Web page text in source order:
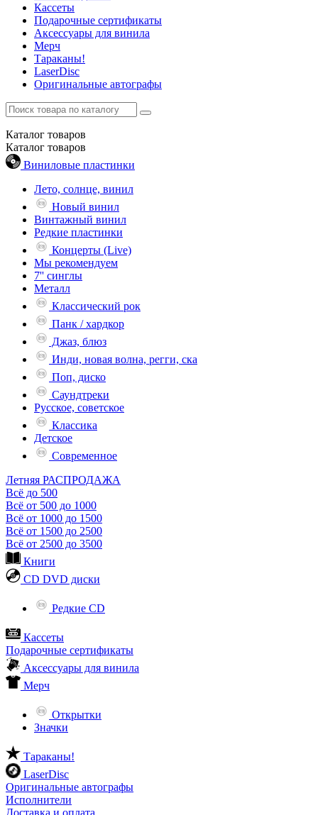
Кассеты
Подарочные сертификаты
Аксессуары для винила
Мерч
Тараканы!
LaserDisc
Оригинальные автографы
Каталог товаров
Каталог товаров
Виниловые пластинки
Лето, солнце, винил
Новый винил
Винтажный винил
Редкие пластинки
Концерты (Live)
Мы рекомендуем
7'' синглы
Металл
Классический рок
Панк / хардкор
Джаз, блюз
Инди, новая волна, регги, ска
Поп, диско
Саундтреки
Русское, советское
Классика
Детское
Современное
Летняя РАСПРОДАЖА
Всё до 500
Всё от 500 до 1000
Всё от 1000 до 1500
Всё от 1500 до 2500
Всё от 2500 до 3500
Книги
CD DVD диски
Редкие CD
Кассеты
Подарочные сертификаты
Аксессуары для винила
Мерч
Открытки
Значки
Тараканы!
LaserDisc
Оригинальные автографы
Исполнители
Доставка и оплата